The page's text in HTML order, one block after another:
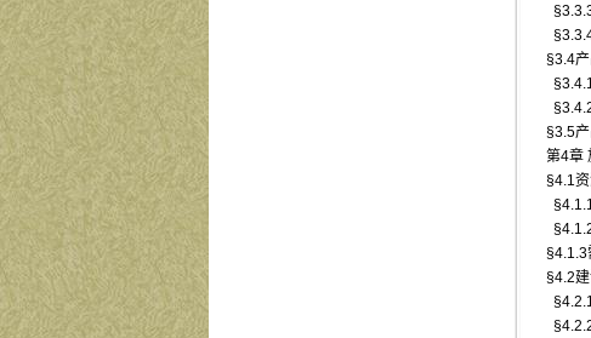
§3.4
§3.5
第4章
§4.1
§4.1.3
§4.2